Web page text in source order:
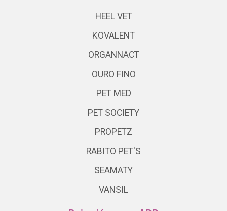
HEEL VET
KOVALENT
ORGANNACT
OURO FINO
PET MED
PET SOCIETY
PROPETZ
RABITO PET'S
SEAMATY
VANSIL